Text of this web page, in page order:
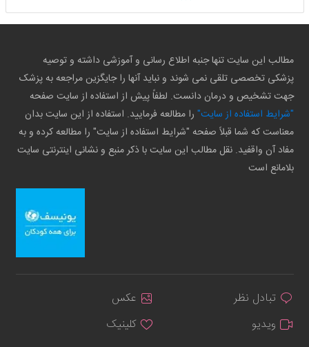
مطالب این سایت تنها جنبه اطلاع رسانی و آموزشی داشته و توصیه
پزشکی تخصصی تلقی نمی شوند و نباید آنها را جایگزین مراجعه به پزشک
جهت تشخیص و درمان دانست. لطفاً پیش از استفاده از سایت صفحه
"شرایط استفاده از سایت" را مطالعه فرمایید. استفاده از این سایت بدان
معناست که شما قبلاً صفحه "شرایط استفاده از سایت" را مطالعه کرده و به
مفاد آن واقفید. نقل مطالب این سایت با ذکر منبع و نشانی اینترنتی سایت
بلامانع است
تبادل نظر
عکس
ویدیو
کلینیک